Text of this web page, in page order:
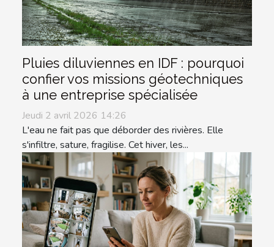
Pluies diluviennes en IDF : pourquoi
confier vos missions géotechniques
à une entreprise spécialisée
Jeudi 2 avril 2026 14:26
L'eau ne fait pas que déborder des rivières. Elle
s'infiltre, sature, fragilise. Cet hiver, les...